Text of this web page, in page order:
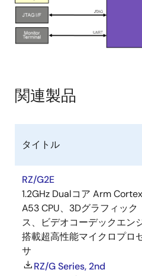
関連製品
タイトル
RZ/G2E
1.2GHz Dualコア Arm
A53 CPU、3Dグラフィック
ス、ビデオコーデックエン
搭載超高性能マイクロプロ
サ
RZ/G Series, 2nd